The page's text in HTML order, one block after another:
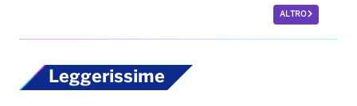
ALTRO
Leggerissime